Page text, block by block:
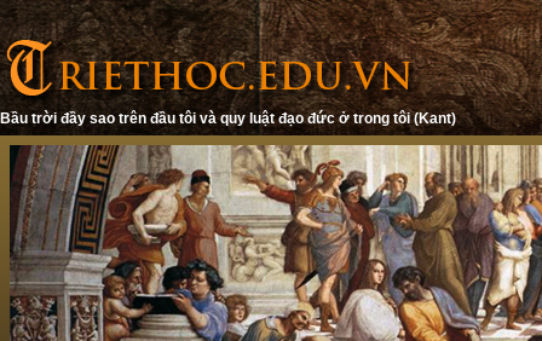
Bầu trời đầy sao trên đầu tôi và quy luật đạo đức ở trong tôi (Kant)